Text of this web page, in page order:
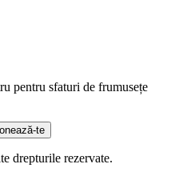
pentru sfaturi de frumusețe
te
drepturile rezervate.